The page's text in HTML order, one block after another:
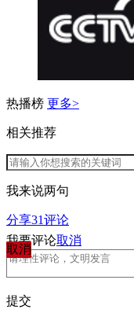
热播榜 更多>
相关推荐
我来说两句
分享31评论
取消
我要评论取消
提交